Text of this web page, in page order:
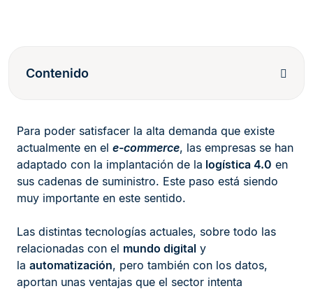
Contenido
Para poder satisfacer la alta demanda que existe
actualmente en el e-commerce, las empresas se han
adaptado con la implantación de la logística 4.0 en
sus cadenas de suministro. Este paso está siendo
muy importante en este sentido.
Las distintas tecnologías actuales, sobre todo las
relacionadas con el mundo digital y
la automatización, pero también con los datos,
aportan unas ventajas que el sector intenta